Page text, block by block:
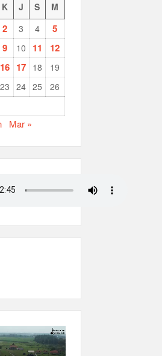
K J S
M
2 3 4 5
9 10 11 12
16 17 18 19
23 24 25 26
Mar »